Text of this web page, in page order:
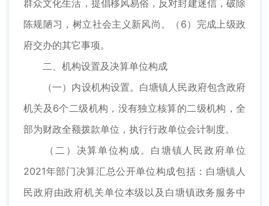
群众文化生活，提倡移风易俗，反对封建迷信，破除
陈规陋习，树立社会主义新风尚。（6）完成上级政
府交办的其它事项。
二、机构设置及决算单位构成
（一）内设机构设置。白塘镇人民政府包含政府
机关及6个二级机构，没有独立核算的二级机构，全
部为财政全额拨款单位，执行行政单位会计制度。
（二）决算单位构成。白塘镇人民政府单位
2021年部门决算汇总公开单位构成包括：白塘镇人
民政府由政府机关单位本级以及白塘镇政务服务中